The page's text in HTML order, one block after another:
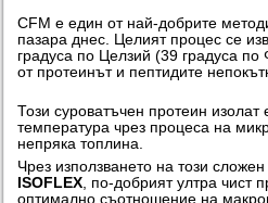
CFM е един от най-добрите
пазара днес. Целият процес се
градуса по Целзий (39 градуса
от протеинът и пептидите
Този суроватъчен протеин изолат
температура чрез процеса на
непряка топлина.
Чрез използването на този сложен
ISOFLEX , по-добрият ултра чист
оптимално съотношение на